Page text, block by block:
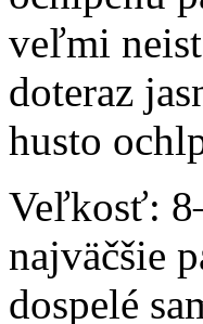
veľmi
doteraz
husto
Veľkosť:
najväčšie
dospelé